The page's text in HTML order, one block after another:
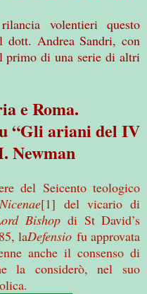
volentieri questo
dott. Andrea Sandri, con
primo di una serie di altri
e Roma.
“Gli ariani del IV
Newman
del Seicento teologico
[1] del vicario di
Bishopdi St David’s
laDefensio fu approvata
anche il consenso di
la considerò, nel suo